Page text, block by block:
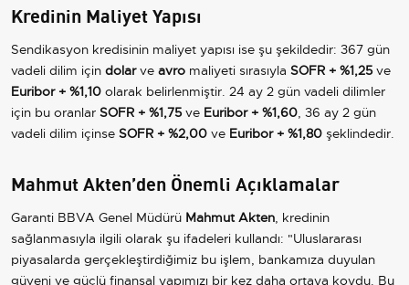
Kredinin Maliyet Yapısı
Sendikasyon kredisinin maliyet yapısı ise şu şekildedir: 367 gün
vadeli dilim için dolarve avro maliyeti sırasıyla SOFR + %1,25ve
Euribor + %1,10 olarak belirlenmiştir. 24 ay 2 gün vadeli dilimler
için bu oranlar SOFR + %1,75ve Euribor + %1,60, 36 ay 2 gün
vadeli dilim içinse SOFR + %2,00 ve Euribor + %1,80 şeklindedir.
Mahmut Akten’den Önemli Açıklamalar
Garanti BBVA Genel Müdürü Mahmut Akten, kredinin
sağlanmasıyla ilgili olarak şu ifadeleri kullandı: "Uluslararası
piyasalarda gerçekleştirdiğimiz bu işlem, bankamıza duyulan
güveni ve güçlü finansal yapımızı bir kez daha ortaya koydu. Bu